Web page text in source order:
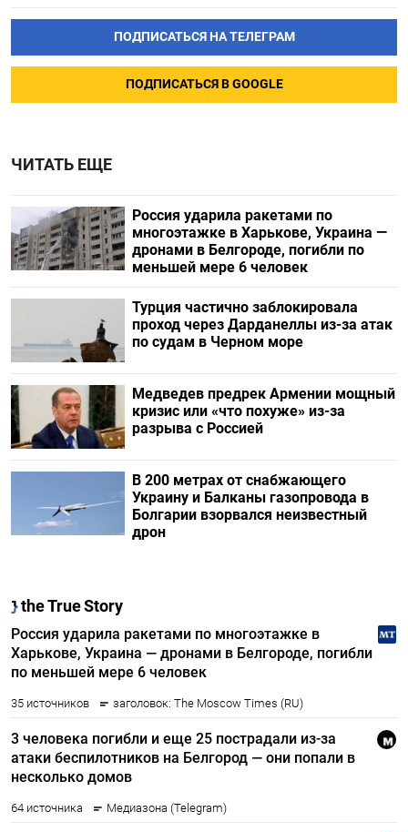
ПОДПИСАТЬСЯ НА ТЕЛЕГРАМ
ПОДПИСАТЬСЯ В GOOGLE
ЧИТАТЬ ЕЩЕ
Россия ударила ракетами по
многоэтажке в Харькове, Украина —
дронами в Белгороде, погибли по
меньшей мере 6 человек
Турция частично заблокировала
проход через Дарданеллы из-за атак
по судам в Черном море
Медведев предрек Армении мощный
кризис или «что похуже» из-за
разрыва с Россией
В 200 метрах от снабжающего
Украину и Балканы газопровода в
Болгарии взорвался неизвестный
дрон